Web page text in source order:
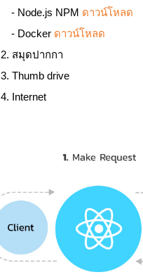
- Node.js NPM ดาวน์โหลด
- Docker ดาวน์โหลด
2. สมุดปากกา
3. Thumb drive
4. Internet